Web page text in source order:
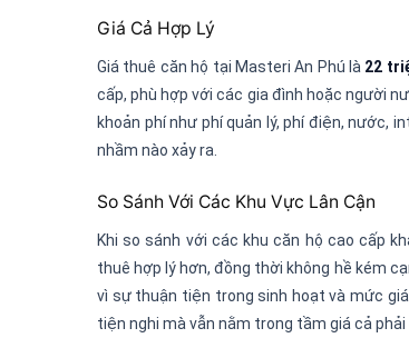
Giá Cả Hợp Lý
Giá thuê căn hộ tại Masteri An Phú là 22
cấp, phù hợp với các gia đình hoặc người
khoản phí như phí quản lý, phí điện, nước,
nhầm nào xảy ra.
So Sánh Với Các Khu Vực Lân Cận
Khi so sánh với các khu căn hộ cao cấp
thuê hợp lý hơn, đồng thời không hề kém
vì sự thuận tiện trong sinh hoạt và mức
tiện nghi mà vẫn nằm trong tầm giá cả phải